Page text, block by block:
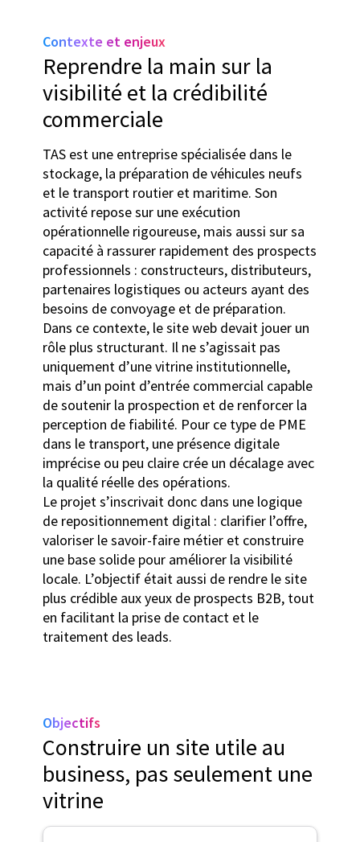
Contexte et enjeux
Reprendre la main sur la
visibilité et la crédibilité
commerciale
TAS est une entreprise spécialisée dans le
stockage, la préparation de véhicules neufs
et le transport routier et maritime. Son
activité repose sur une exécution
opérationnelle rigoureuse, mais aussi sur sa
capacité à rassurer rapidement des prospects
professionnels : constructeurs, distributeurs,
partenaires logistiques ou acteurs ayant des
besoins de convoyage et de préparation.
Dans ce contexte, le site web devait jouer un
rôle plus structurant. Il ne s’agissait pas
uniquement d’une vitrine institutionnelle,
mais d’un point d’entrée commercial capable
de soutenir la prospection et de renforcer la
perception de fiabilité. Pour ce type de PME
dans le transport, une présence digitale
imprécise ou peu claire crée un décalage avec
la qualité réelle des opérations.
Le projet s’inscrivait donc dans une logique
de repositionnement digital : clarifier l’offre,
valoriser le savoir-faire métier et construire
une base solide pour améliorer la visibilité
locale. L’objectif était aussi de rendre le site
plus crédible aux yeux de prospects B2B, tout
en facilitant la prise de contact et le
traitement des leads.
Objectifs
Construire un site utile au
business, pas seulement une
vitrine